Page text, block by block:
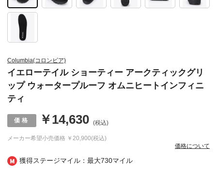
獲得ステージマイル：最大730マイル
Columbia(コロンビア)
イエローテイル ショーティー アークティックグリ
ップ ウォータープルーフ オムニヒートインフィニ
ティ
メーカー希望小売価格 ￥20,900(税込)
￥14,630 (税込)
価格について